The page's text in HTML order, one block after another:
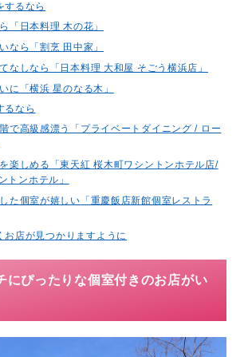
するなら
「日本料理 木の花」
なら「割烹 田中家」
なしなら「日本料理 大和屋 そごう横浜店」
に「横浜 星のなる木」
るなら
で高級感漂う「プライベートダイニング / ロー
楽しめる「東天紅 桜木町ワシントンホテル店/
トンホテル」
た個室が嬉しい「重慶飯店新館個室レストラ
お店が見つかりますように
にぴったりな個室付きのお店がい